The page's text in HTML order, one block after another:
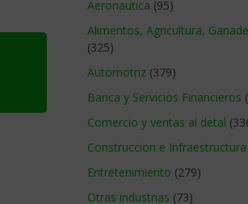
Aeronautica (95)
Alimentos, Agricultura,
(325)
Automotriz (379)
Banca y Servicios Financieros
Comercio y ventas al detal
Construccion e Infraestructura
Entretenimiento (279)
Otras industrias (73)